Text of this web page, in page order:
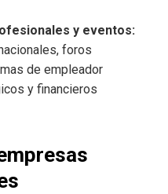
y eventos:
foros
de empleador
y financieros